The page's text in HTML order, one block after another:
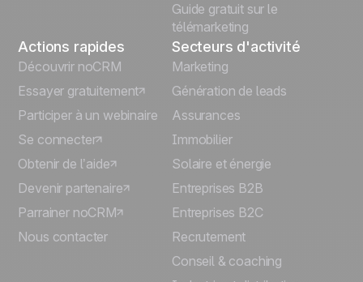
Guide gratuit sur le
télémarketing
Actions rapides
Découvrir noCRM
Essayer gratuitement
Participer à un webinaire
Se connecter
Obtenir de l’aide
Devenir partenaire
Parrainer noCRM
Nous contacter
Secteurs d'activité
Marketing
Génération de leads
Assurances
Immobilier
Solaire et énergie
Entreprises B2B
Entreprises B2C
Recrutement
Conseil & coaching